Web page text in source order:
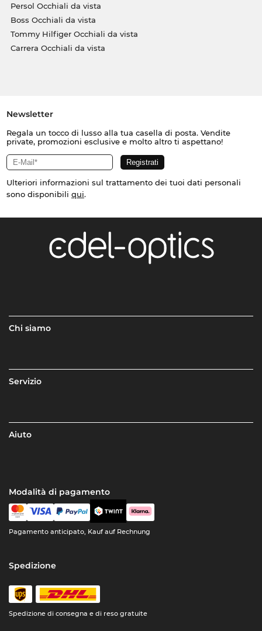
Persol Occhiali da vista
Boss Occhiali da vista
Tommy Hilfiger Occhiali da vista
Carrera Occhiali da vista
Newsletter
Regala un tocco di lusso alla tua casella di posta. Vendite
private, promozioni esclusive e molto altro ti aspettano!
Ulteriori informazioni sul trattamento dei tuoi dati personali
sono disponibili qui.
Chi siamo
Servizio
Aiuto
Modalità di pagamento
Pagamento anticipato, Kauf auf Rechnung
Spedizione
Spedizione di consegna e di reso gratuite